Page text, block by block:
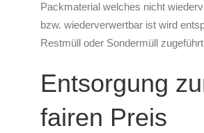
Packmaterial welches nicht
bzw. wiederverwertbar ist wird
Restmüll oder Sondermüll
Entsorgung
fairen Preis